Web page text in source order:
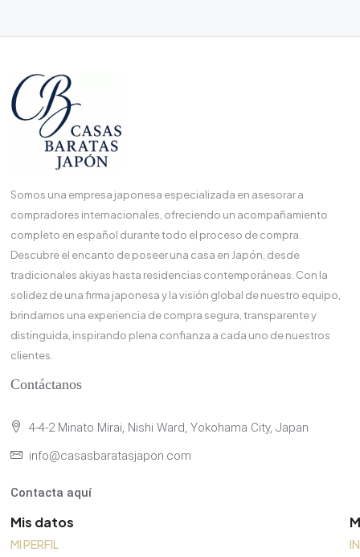
Somos una empresa japonesa especializada en asesorar a
compradores internacionales, ofreciendo un acompañamiento
completo en español durante todo el proceso de compra.
Descubre el encanto de poseer una casa en Japón, desde
tradicionales akiyas hasta residencias contemporáneas. Con la
solidez de una firma japonesa y la visión global de nuestro equipo,
brindamos una experiencia de compra segura, transparente y
distinguida, inspirando plena confianza a cada uno de nuestros
clientes.
Contáctanos
4-4-2 Minato Mirai, Nishi Ward, Yokohama City, Japan
info@casasbaratasjapon.com
Contacta aquí
Mis datos
MI PERFIL